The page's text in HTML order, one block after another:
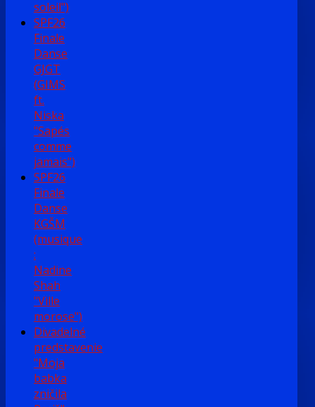
soleil")
SPF26
Finale
Danse
GJGT
(GIMS
ft.
Niska
"Sapés
comme
jamais")
SPF26
Finale
Danse
KGŠM
(musique
:
Nadine
Shah
"Ville
morose")
Divadelné
predstavenie
"Moja
babka
zničila